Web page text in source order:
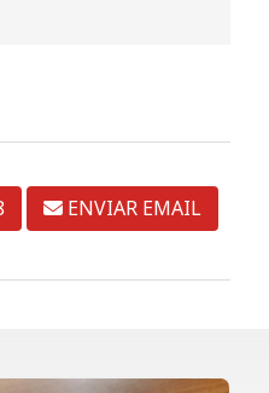
ENVIAR EMAIL